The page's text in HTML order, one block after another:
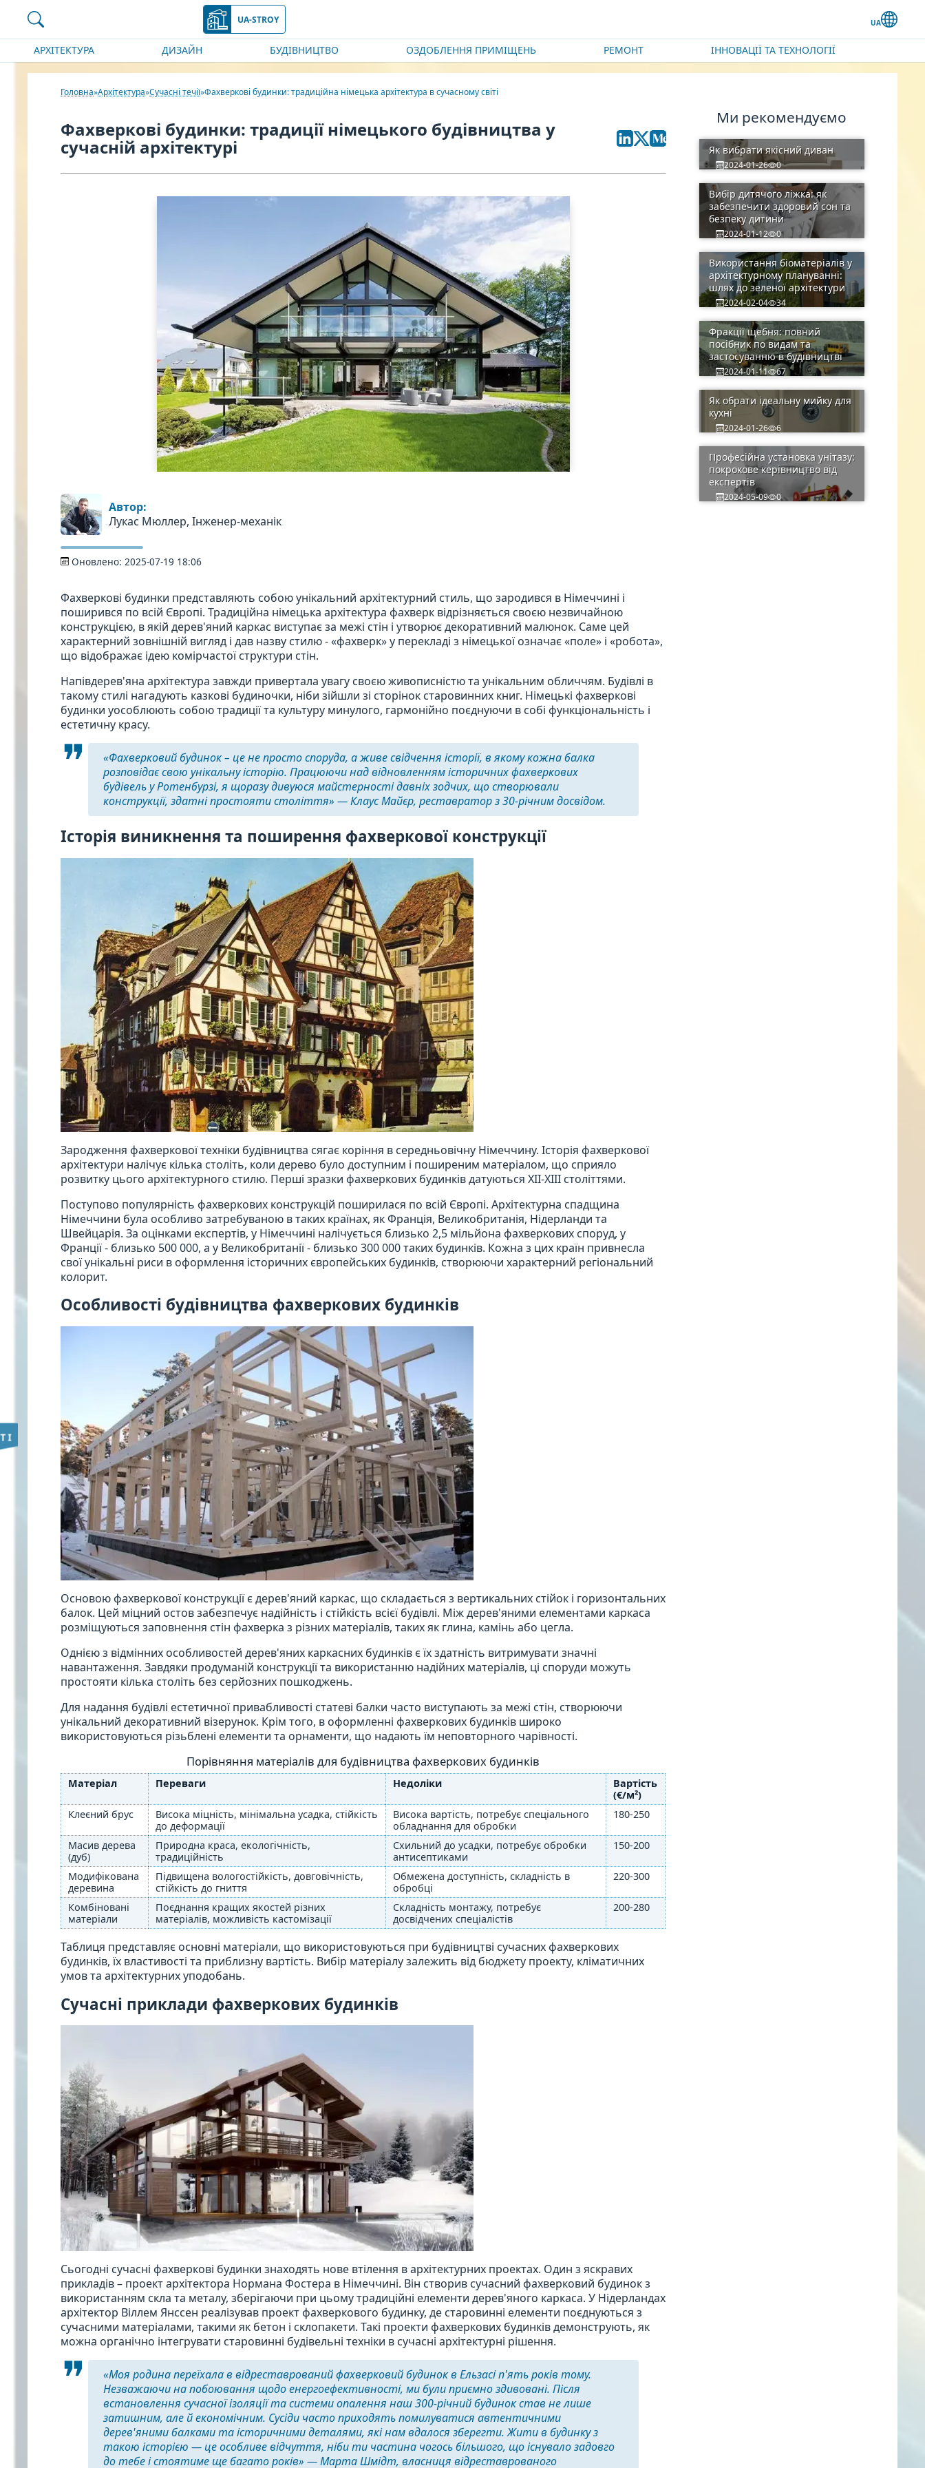
UA-STROY
АРХІТЕКТУРА ДИЗАЙН БУДІВНИЦТВО ОЗДОБЛЕННЯ ПРИМІЩЕНЬ РЕМОНТ ІННОВАЦІЇ ТА ТЕХНОЛОГІЇ
Головна Архітектура Сучасні течії Фахверкові будинки: традиційна німецька архітектура в сучасному світі
Фахверкові будинки: традиції німецького будівництва у
сучасній архітектурі
Автор:
Лукас Мюллер, Інженер-механік
Оновлено:2025-07-19 18:06
Фахверкові будинки представляють собою унікальний архітектурний стиль, що зародився в Німеччині і
поширився по всій Європі. Традиційна німецька архітектура фахверк відрізняється своєю незвичайною
конструкцією, в якій дерев'яний каркас виступає за межі стін і утворює декоративний малюнок. Саме цей
характерний зовнішній вигляд і дав назву стилю - «фахверк» у перекладі з німецької означає «поле» і «робота»,
що відображає ідею комірчастої структури стін.
Напівдерев'яна архітектура завжди привертала увагу своєю живописністю та унікальним обличчям. Будівлі в
такому стилі нагадують казкові будиночки, ніби зійшли зі сторінок старовинних книг. Німецькі фахверкові
будинки уособлюють собою традиції та культуру минулого, гармонійно поєднуючи в собі функціональність і
естетичну красу.
«Фахверковий будинок – це не просто споруда, а живе свідчення історії, в якому кожна балка
розповідає свою унікальну історію. Працюючи над відновленням історичних фахверкових
будівель у Ротенбурзі, я щоразу дивуюся майстерності давніх зодчих, що створювали
конструкції, здатні простояти століття» — Клаус Майєр, реставратор з 30-річним досвідом.
Історія виникнення та поширення фахверкової конструкції
Зародження фахверкової техніки будівництва сягає коріння в середньовічну Німеччину. Історія фахверкової
архітектури налічує кілька століть, коли дерево було доступним і поширеним матеріалом, що сприяло
розвитку цього архітектурного стилю. Перші зразки фахверкових будинків датуються XII-XIII століттями.
Поступово популярність фахверкових конструкцій поширилася по всій Європі. Архітектурна спадщина
Німеччини була особливо затребуваною в таких країнах, як Франція, Великобританія, Нідерланди та
Швейцарія. За оцінками експертів, у Німеччині налічується близько 2,5 мільйона фахверкових споруд, у
Франції - близько 500 000, а у Великобританії - близько 300 000 таких будинків. Кожна з цих країн привнесла
свої унікальні риси в оформлення історичних європейських будинків, створюючи характерний регіональний
колорит.
Особливості будівництва фахверкових будинків
Основою фахверкової конструкції є дерев'яний каркас, що складається з вертикальних стійок і горизонтальних
балок. Цей міцний остов забезпечує надійність і стійкість всієї будівлі. Між дерев'яними елементами каркаса
розміщуються заповнення стін фахверка з різних матеріалів, таких як глина, камінь або цегла.
Однією з відмінних особливостей дерев'яних каркасних будинків є їх здатність витримувати значні
навантаження. Завдяки продуманій конструкції та використанню надійних матеріалів, ці споруди можуть
простояти кілька століть без серйозних пошкоджень.
Для надання будівлі естетичної привабливості статеві балки часто виступають за межі стін, створюючи
унікальний декоративний візерунок. Крім того, в оформленні фахверкових будинків широко
використовуються різьблені елементи та орнаменти, що надають їм неповторного чарівності.
Порівняння матеріалів для будівництва фахверкових будинків
Матеріал Переваги Недоліки
Вартість
(€/м²)
Клеєний брус
Висока міцність, мінімальна усадка, стійкість
до деформації
Висока вартість, потребує спеціального
обладнання для обробки
180-250
Масив дерева
(дуб)
Природна краса, екологічність,
традиційність
Схильний до усадки, потребує обробки
антисептиками
150-200
Модифікована
деревина
Підвищена вологостійкість, довговічність,
стійкість до гниття
Обмежена доступність, складність в
обробці
220-300
Комбіновані
матеріали
Поєднання кращих якостей різних
матеріалів, можливість кастомізації
Складність монтажу, потребує
досвідчених спеціалістів
200-280
Таблиця представляє основні матеріали, що використовуються при будівництві сучасних фахверкових
будинків, їх властивості та приблизну вартість. Вибір матеріалу залежить від бюджету проекту, кліматичних
умов та архітектурних уподобань.
Сучасні приклади фахверкових будинків
Сьогодні сучасні фахверкові будинки знаходять нове втілення в архітектурних проектах. Один з яскравих
прикладів – проект архітектора Нормана Фостера в Німеччині. Він створив сучасний фахверковий будинок з
використанням скла та металу, зберігаючи при цьому традиційні елементи дерев'яного каркаса. У Нідерландах
архітектор Віллем Янссен реалізував проект фахверкового будинку, де старовинні елементи поєднуються з
сучасними матеріалами, такими як бетон і склопакети. Такі проекти фахверкових будинків демонструють, як
можна органічно інтегрувати старовинні будівельні техніки в сучасні архітектурні рішення.
«Моя родина переїхала в відреставрований фахверковий будинок в Ельзасі п'ять років тому.
Незважаючи на побоювання щодо енергоефективності, ми були приємно здивовані. Після
встановлення сучасної ізоляції та системи опалення наш 300-річний будинок став не лише
затишним, але й економічним. Сусіди часто приходять помилуватися автентичними
дерев'яними балками та історичними деталями, які нам вдалося зберегти. Жити в будинку з
такою історією — це особливе відчуття, ніби ти частина чогось більшого, що існувало задовго
до тебе і стоятиме ще багато років» — Марта Шмідт, власниця відреставрованого
Ми рекомендуємо
Як вибрати якісний диван
2024-01-26 0
Вибір дитячого ліжка: як
забезпечити здоровий сон та
безпеку дитини
2024-01-12 0
Використання біоматеріалів у
архітектурному плануванні:
шлях до зеленої архітектури
2024-02-04 34
Фракції щебня: повний
посібник по видам та
застосуванню в будівництві
2024-01-11 67
Як обрати ідеальну мийку для
кухні
2024-01-26 6
Професійна установка унітазу:
покрокове керівництво від
експертів
2024-05-09 0